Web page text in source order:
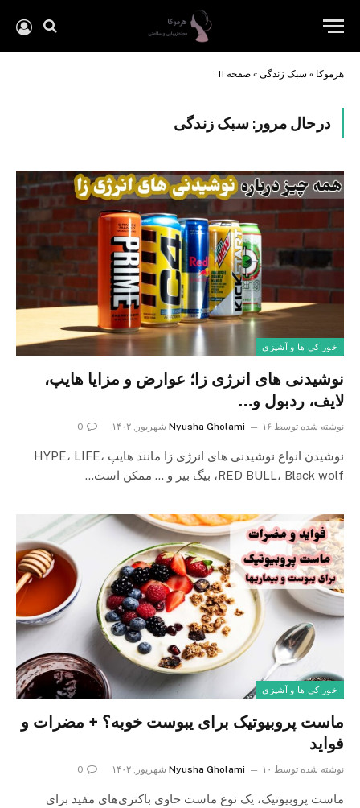
هرموکا » سبک زندگی » صفحه 11
درحال مرور:سبک زندگی
خوراکی ها و آشپزی
نوشیدنی های انرژی زا؛ عوارض و مزایا هایپ،
لایف، ردبول و…
نوشته شده توسط Nyusha Gholami ۱۶ شهریور, ۱۴۰۲ 0
نوشیدن انواع نوشیدنی های انرژی زا مانند هایپ HYPE، LIFE،
RED BULL، Black wolf، بیگ بیر و … ممکن است…
خوراکی ها و آشپزی
ماست پروبیوتیک برای یبوست خوبه؟ + مضرات و
فواید
نوشته شده توسط Nyusha Gholami ۱۰ شهریور, ۱۴۰۲ 0
ماست پروبیوتیک، یک نوع ماست حاوی باکتری‌های مفید برای